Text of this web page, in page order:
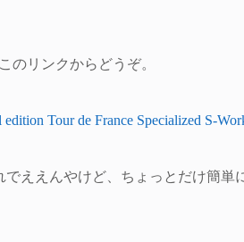
のリンクからどうぞ。
edition Tour de France Specialized S-
ええんやけど、ちょっとだけ簡単